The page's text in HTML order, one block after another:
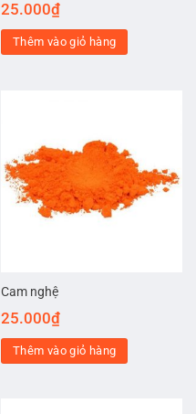
25.000₫
Thêm vào giỏ hàng
Cam nghệ
25.000₫
Thêm vào giỏ hàng